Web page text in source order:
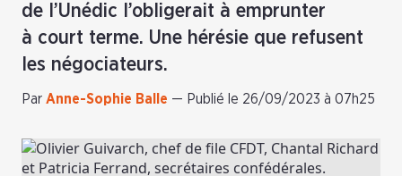
de l’Unédic l’obligerait à emprunter
à court terme. Une hérésie que refusent
les négociateurs.
Par Anne-Sophie Balle — Publié le 26/09/2023 à 07h25